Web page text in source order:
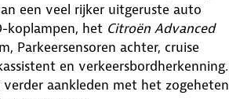
een veel rijker uitgeruste auto
koplampen, het Citroën Advanced
Parkeersensoren achter, cruise
en verkeersbordherkenning.
aankleden met het zogeheten